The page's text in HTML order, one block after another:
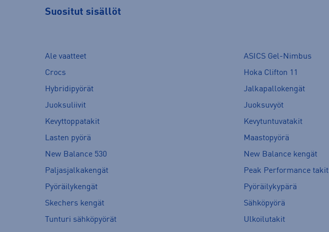
Suositut sisällöt
Ale vaatteet ASICS Gel-Nimbus
Crocs
Hoka Clifton 11
Hybridipyörät
Jalkapallokengät
Juoksuliivit
Juoksuvyöt
Kevyttoppatakit
Kevytuntuvatakit
Lasten pyörä
Maastopyörä
New Balance 530
New Balance kengät
Paljasjalkakengät
Peak Performance takit
Pyöräilykengät
Pyöräilykypärä
Skechers kengät
Sähköpyörä
Tunturi sähköpyörät
Ulkoilutakit